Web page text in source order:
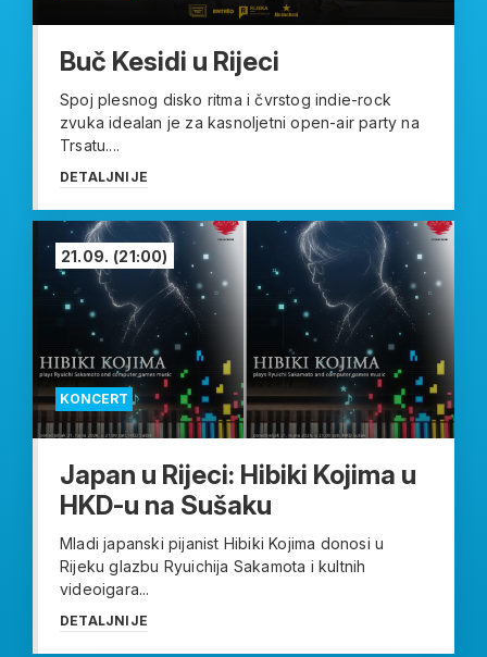
Buč Kesidi u Rijeci
Spoj plesnog disko ritma i čvrstog indie-rock
zvuka idealan je za kasnoljetni open-air party na
Trsatu....
DETALJNIJE
KONCERT
21.09. (21:00)
Japan u Rijeci: Hibiki Kojima u
HKD-u na Sušaku
Mladi japanski pijanist Hibiki Kojima donosi u
Rijeku glazbu Ryuichija Sakamota i kultnih
videoigara...
DETALJNIJE